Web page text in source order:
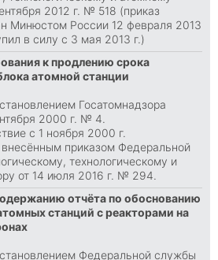
2012 г. № 518 (приказ
Минюстом России 12 февраля 2013
в силу с 3 мая 2013 г.)
к продлению срока
атомной станции
Госатомнадзора
2000 г. № 4.
с 1 ноября 2000 г.
внесённым приказом Федеральной
технологическому и
от 14 июля 2016 г. № 294.
отчёта по обоснованию
станций с реакторами на
Федеральной службы